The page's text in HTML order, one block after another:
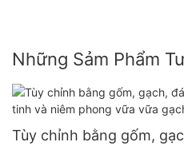
Những Sảm Phẩm
Tùy chỉnh bằng gốm,